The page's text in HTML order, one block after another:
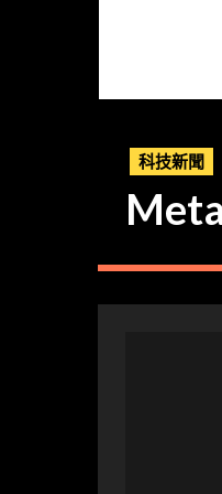
科技新聞